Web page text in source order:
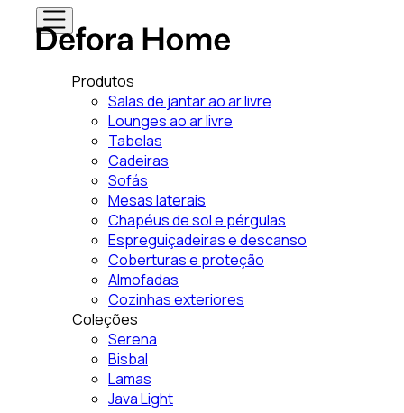
Produtos
Salas de jantar ao ar livre
Lounges ao ar livre
Tabelas
Cadeiras
Sofás
Mesas laterais
Chapéus de sol e pérgulas
Espreguiçadeiras e descanso
Coberturas e proteção
Almofadas
Cozinhas exteriores
Coleções
Serena
Bisbal
Lamas
Java Light